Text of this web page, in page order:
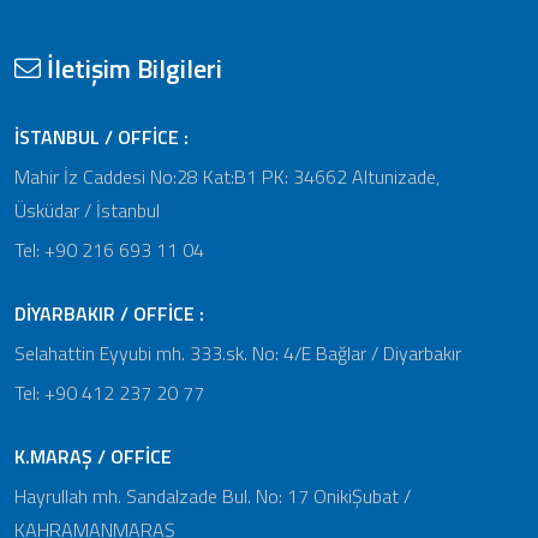
İletişim Bilgileri
İSTANBUL / OFFİCE :
Mahir İz Caddesi No:28 Kat:B1 PK: 34662 Altunizade,
Üsküdar / İstanbul
Tel: +90 216 693 11 04
DİYARBAKIR / OFFİCE :
Selahattin Eyyubi mh. 333.sk. No: 4/E Bağlar / Diyarbakır
Tel: +90 412 237 20 77
K.MARAŞ / OFFİCE
Hayrullah mh. Sandalzade Bul. No: 17 OnikiŞubat /
KAHRAMANMARAŞ